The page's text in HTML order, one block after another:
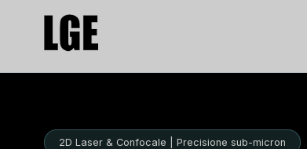
2D Laser & Confocale | Precisione sub-micron